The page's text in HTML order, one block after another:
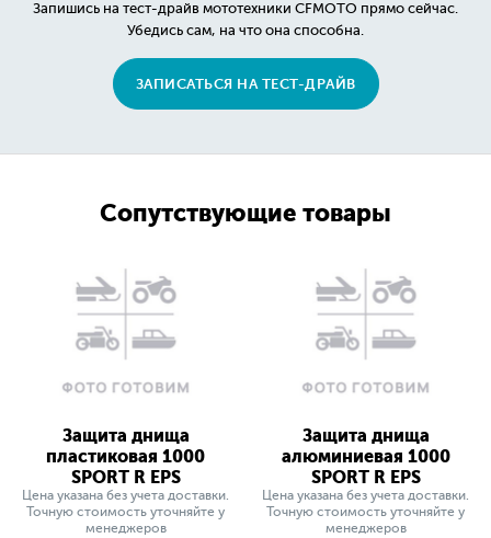
Запишись на тест-драйв мототехники CFMOTO прямо сейчас.
Убедись сам, на что она способна.
ЗАПИСАТЬСЯ НА ТЕСТ-ДРАЙВ
Сопутствующие товары
Защита днища
пластиковая 1000
SPORT R EPS
Цена указана без учета доставки.
Точную стоимость уточняйте у
менеджеров
Защита днища
алюминиевая 1000
SPORT R EPS
Цена указана без учета доставки.
Точную стоимость уточняйте у
менеджеров